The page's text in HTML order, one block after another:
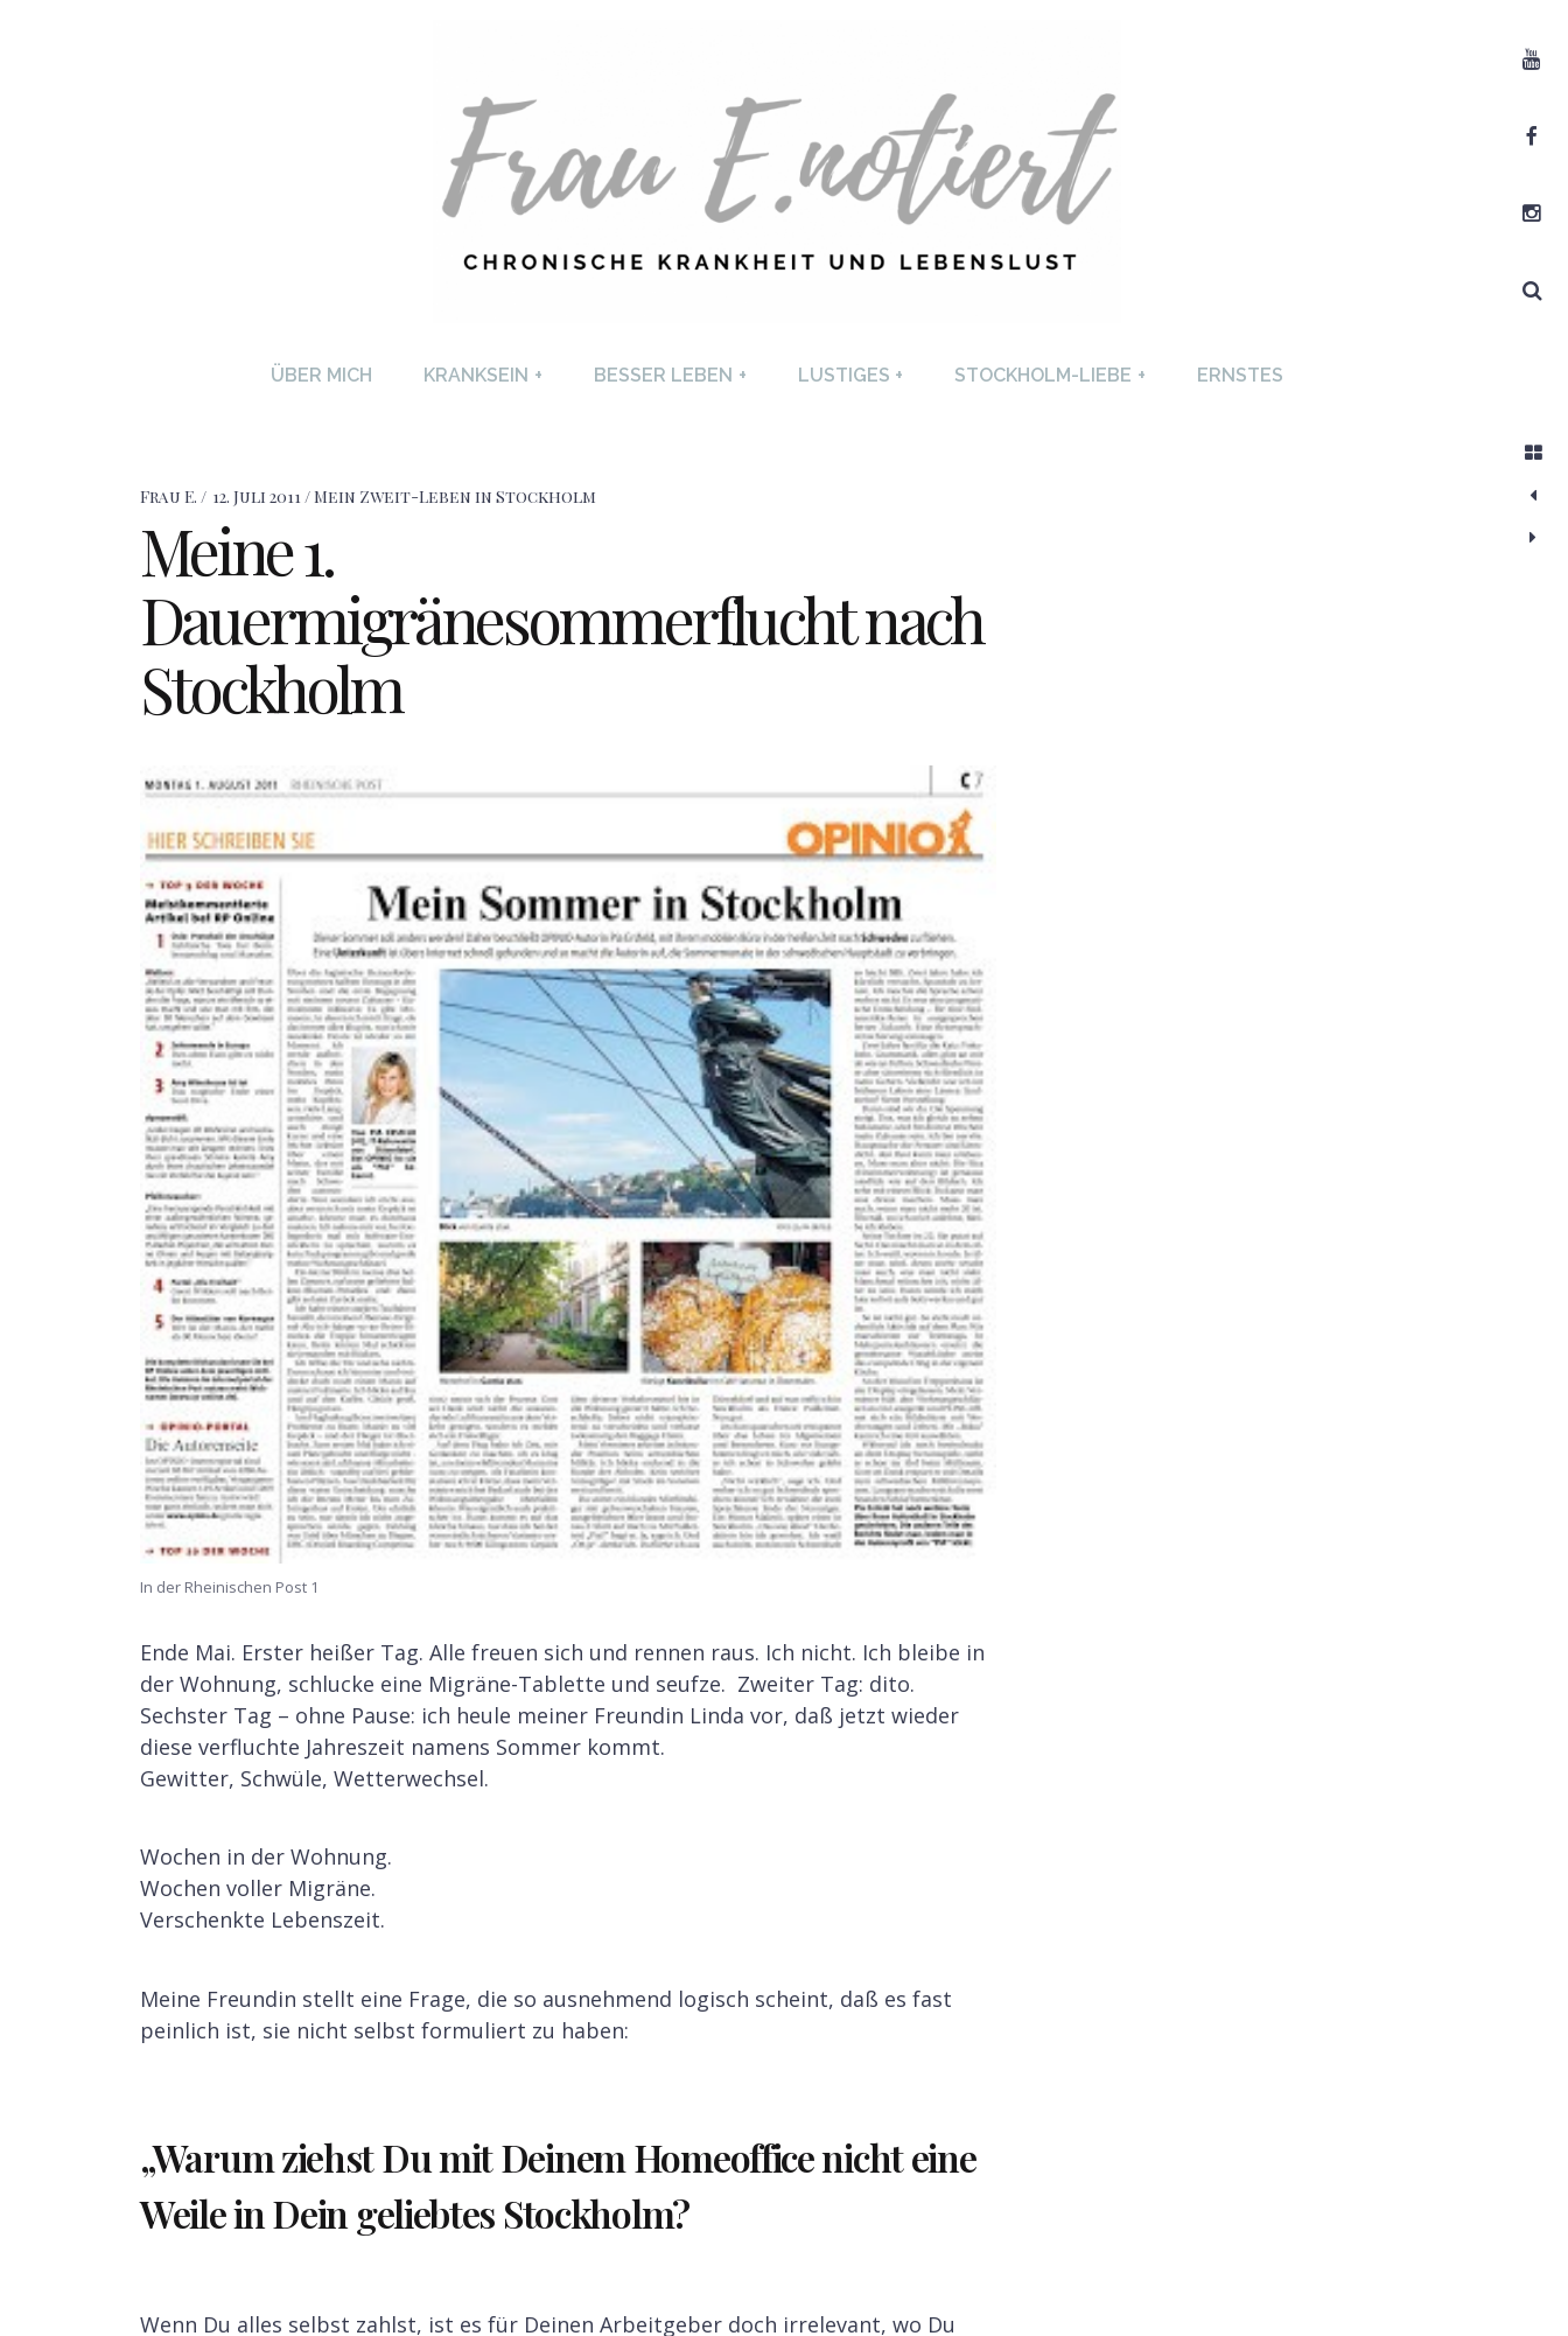
FRAU E. NOTIERT
LEBENSLUST
ÜBER MICH KRANKSEIN + BESSER LEBEN + LUSTIGES + STOCKHOLM-LIEBE + ERNSTES
Frau E. 12. Juli 2011 Mein Zweit-Leben in Stockholm
Meine 1.
Dauermigränesommerflucht nach
Stockholm
In der Rheinischen Post 1
Ende Mai. Erster heißer Tag. Alle freuen sich und rennen raus. Ich nicht. Ich bleibe in
der Wohnung, schlucke eine Migräne-Tablette und seufze. Zweiter Tag: dito.
Sechster Tag – ohne Pause: ich heule meiner Freundin Linda vor, daß jetzt wieder
diese verfluchte Jahreszeit namens Sommer kommt.
Gewitter, Schwüle, Wetterwechsel.
Wochen in der Wohnung.
Wochen voller Migräne.
Verschenkte Lebenszeit.
Meine Freundin stellt eine Frage, die so ausnehmend logisch scheint, daß es fast
peinlich ist, sie nicht selbst formuliert zu haben:
„Warum ziehst Du mit Deinem Homeoffice nicht eine
Weile in Dein geliebtes Stockholm?
Wenn Du alles selbst zahlst, ist es für Deinen Arbeitgeber doch irrelevant, wo Du